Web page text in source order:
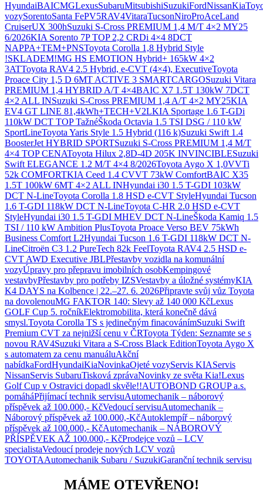
HyundaiBAICMGLexusSubaruMitsubishiSuzukiFordNissanKia
vozySorentoSanta FePV5RAV4VitaraTucsonNiroProAceLand
CruiserUX 300hSuzuki S-Cross PREMIUM 1,4 M/T 4×2 MY25
6/2026KIA Sorento 7P TOP 2,2 CRDi 4×4 8DCT
NAPPA+TEM+PNSToyota Corolla 1,8 Hybrid Style
!SKLADEM!MG HS EMOTION Hybrid+ 165kW 4×2
3ATToyota RAV4 2.5 Hybrid, e-CVT (4×4), ExecutiveToyota
Proace City 1,5 D 6MT ACTIVE 3 SMARTCARGOSuzuki Vitara
PREMIUM 1,4 HYBRID A/T 4×4BAIC X7 1.5T 130kW 7DCT
4×2 ALL INSuzuki S-Cross PREMIUM 1,4 A/T 4×2 MY25KIA
EV4 GT LINE 81,4kWh+TECH+V2LKIA Sportage 1.6 T-GDi
110kW DCT TOP TažnéŠkoda Octavia 1.5 TSI DSG / 110 kW
SportLineToyota Yaris Style 1.5 Hybrid (116 k)Suzuki Swift 1.4
BoosterJet HYBRID SPORTSuzuki S-Cross PREMIUM 1,4 M/T
4×4 TOP CENAToyota Hilux 2,8D-4D 205K INVINCIBLESuzuki
Swift ELEGANCE 1.2 M/T 4×4 8/2026Toyota Aygo X 1,0VVTi
52k COMFORTKIA Ceed 1.4 CVVT 73kW ComfortBAIC X35
1.5T 100kW 6MT 4×2 ALL INHyundai i30 1.5 T-GDI 103kW
DCT N-LineToyota Corolla 1.8 HSD e-CVT StyleHyundai Tucson
1.6 T-GDI 118kW DCT N-LineToyota C-HR 2.0 HSD e-CVT
StyleHyundai i30 1.5 T-GDI MHEV DCT N-LineŠkoda Kamiq 1.5
TSI / 110 kW Ambition PlusToyota Proace Verso BEV 75kWh
Business Comfort L2Hyundai Tucson 1.6 T-GDI 118kW DCT N-
LineCitroën C3 1.2 PureTech 82k FeelToyota RAV4 2.5 HSD e-
CVT AWD Executive JBLPřestavby vozidla na komunální
vozyÚpravy pro přepravu imobilních osobKempingové
vestavbyPřestavby pro potřeby IZSVestavby a úložné systémyKIA
K4 DAYS na Kolbence | 22.–27. 6. 2026Připravte svůj vůz Toyota
na dovolenouMG FAKTOR 140: Slevy až 140 000 KčLexus
GOLF Cup 5. ročníkElektromobilita, která konečně dává
smysl.Toyota Corolla TS s jedinečným finacovánímSuzuki Swift
Premium CVT za nejnižší cenu v ČRToyota Týden: Seznamte se s
novou RAV4Suzuki Vitara a S-Cross Black EditionToyota Aygo X
s automatem za cenu manuáluAkční
nabídkaFordHyundaiKiaNovinkaOjeté vozyServis KIAServis
NissanServis SubaruTisková zprávaNovinky ze světa Kia!Lexus
Golf Cup v Ostravici dopadl skvěle!!AUTOBOND GROUP a.s.
pomáháPřijímací technik servisuAutomechanik – náborový
příspěvek až 100.000,- KčVedoucí servisuAutomechanik –
Náborový příspěvek až 100.000,-KčAutoklempíř – náborový
příspěvek až 100.000,- KčAutomechanik – NÁBOROVÝ
PŘÍSPĚVEK AŽ 100.000,- KčProdejce vozů – LCV
specialistaVedoucí prodeje nových LCV vozů
TOYOTAAutomechanik Subaru / SuzukiGaranční technik servisu
MÁME OTEVŘENO!